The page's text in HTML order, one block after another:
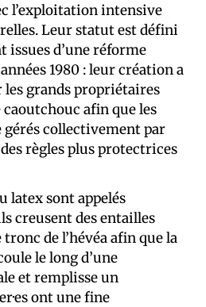
l’exploitation intensive
Leur statut est défini
issues d’une réforme
1980 : leur création a
les grands propriétaires
afin que les
collectivement par
règles plus protectrices
latex sont appelés
creusent des entailles
de l’hévéa afin que la
le long d’une
et remplisse un
ont une fine